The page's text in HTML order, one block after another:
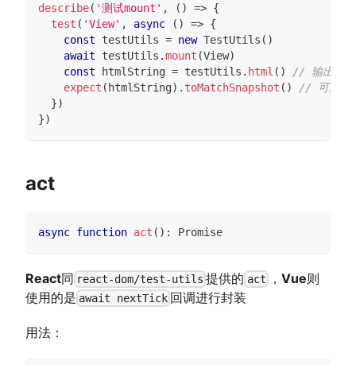
describe( '测试mount' , ( ) => {
test ( 'View' , async ( ) => {
const testUtils = new TestUtils ( )
await testUtils .mount (View)
const htmlString = testUtils . html ( )
// 输出文档
expect ( htmlString) . toMatchSnapshot ( )
// 可以用
})
})
act
async function act ( ) : Promise
React同 react-dom/test-utils 提供的 act ， Vue则
使用的是 await nextTick 回调进行封装
用法：